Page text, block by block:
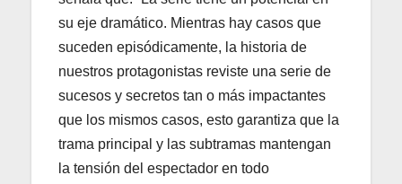
su eje dramático. Mientras hay casos que
suceden episódicamente, la historia de
nuestros protagonistas reviste una serie de
sucesos y secretos tan o más impactantes
que los mismos casos, esto garantiza que la
trama principal y las subtramas mantengan
la tensión del espectador en todo